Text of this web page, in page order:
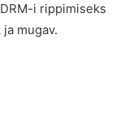
i rippimiseks
mugav.